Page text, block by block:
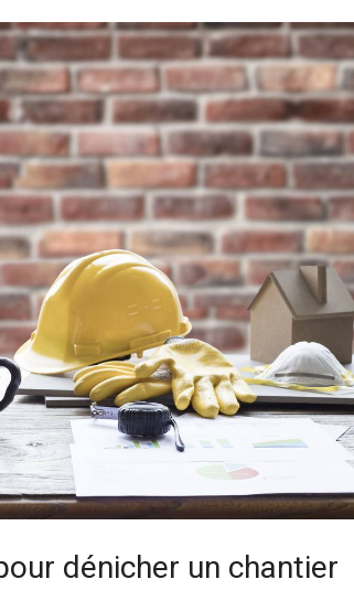
dénicher un chantier